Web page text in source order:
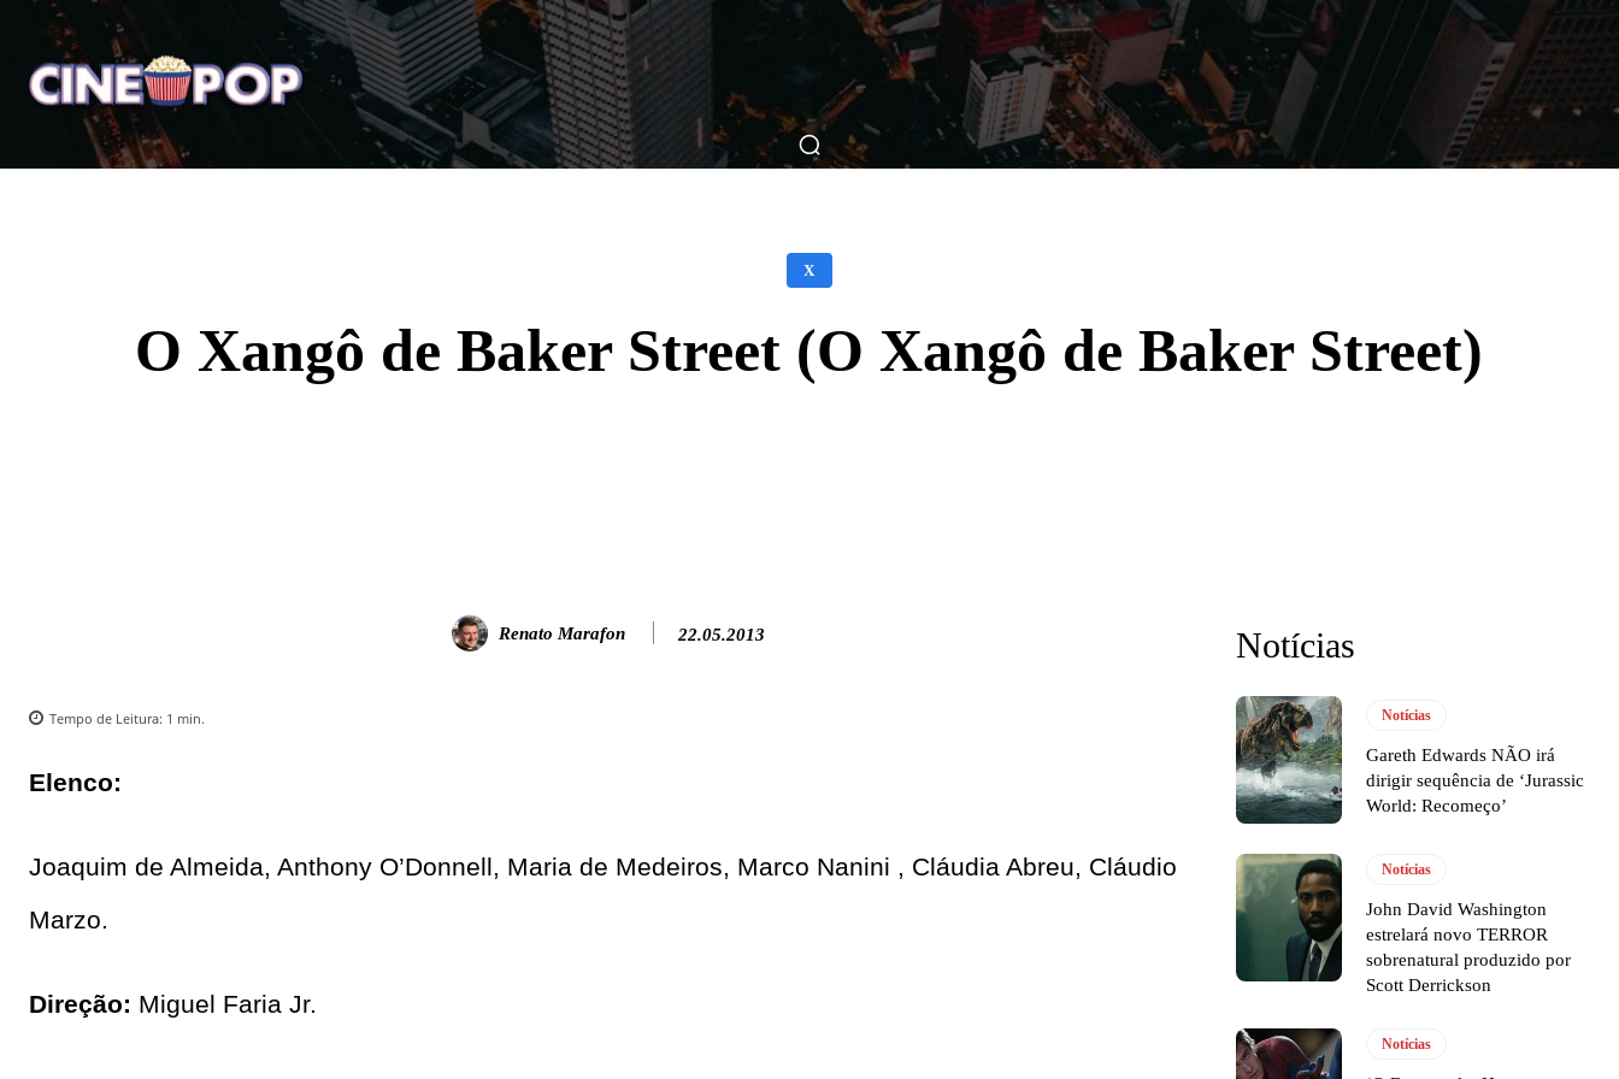
Home Notícias Críticas Breve Nos Cinemas Matérias Nos Cinemas Filmes Séries Música Gênero
X
O Xangô de Baker Street (O Xangô de Baker Street)
Renato Marafon 22.05.2013
Tempo de Leitura: 1 min.
Elenco:
Joaquim de Almeida, Anthony O’Donnell, Maria de Medeiros, Marco Nanini , Cláudia Abreu, Cláudio
Marzo.
Direção: Miguel Faria Jr.
Notícias
Notícias
Gareth Edwards NÃO irá
dirigir sequência de ‘Jurassic
World: Recomeço’
Notícias
John David Washington
estrelará novo TERROR
sobrenatural produzido por
Scott Derrickson
Notícias